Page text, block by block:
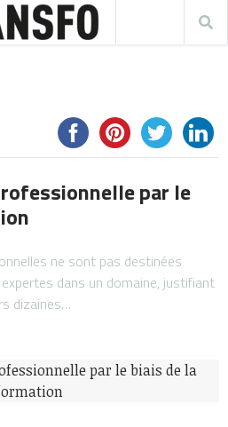
par le
ne sont pas destinées
dans un domaine, justifiant
dizaines…